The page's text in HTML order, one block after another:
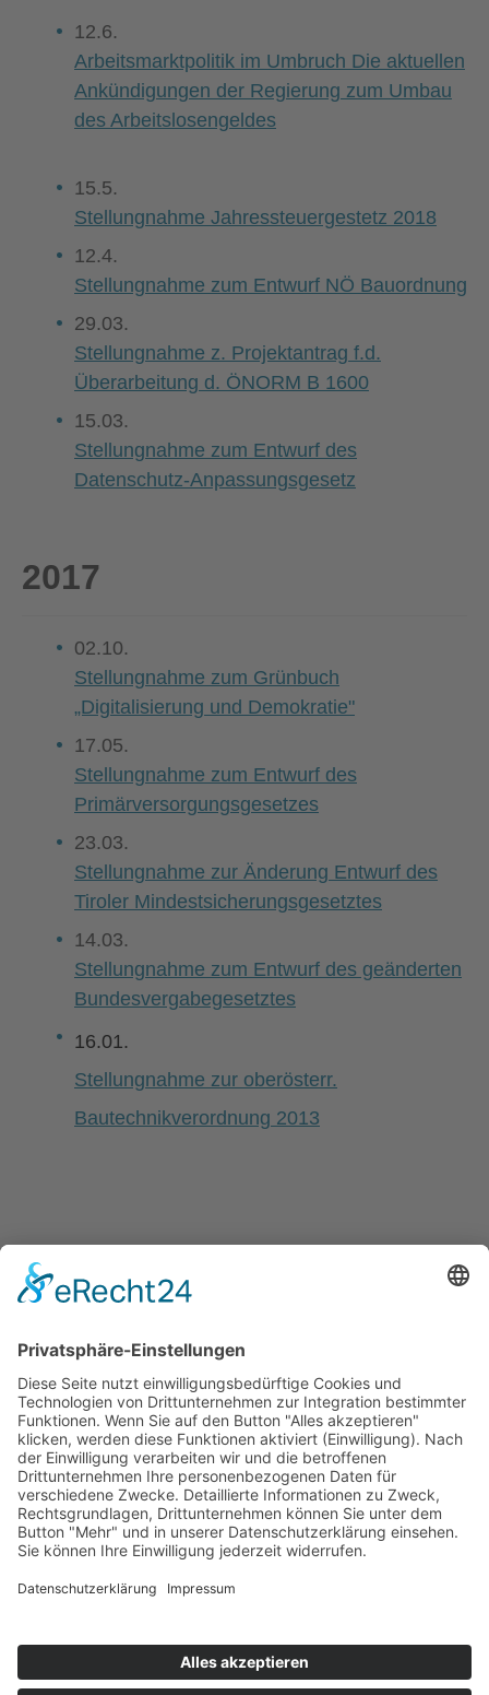
12.6.
Arbeitsmarktpolitik im Umbruch Die aktuellen
Ankündigungen der Regierung zum Umbau
des Arbeitslosengeldes
15.5.
Stellungnahme Jahressteuergestetz 2018
12.4.
Stellungnahme zum Entwurf NÖ Bauordnung
29.03.
Stellungnahme z. Projektantrag f.d.
Überarbeitung d. ÖNORM B 1600
15.03.
Stellungnahme zum Entwurf des
Datenschutz-Anpassungsgesetz
2017
02.10.
Stellungnahme zum Grünbuch
„Digitalisierung und Demokratie"
17.05.
Stellungnahme zum Entwurf des
Primärversorgungsgesetzes
23.03.
Stellungnahme zur Änderung Entwurf des
Tiroler Mindestsicherungsgesetztes
14.03.
Stellungnahme zum Entwurf des geänderten
Bundesvergabegesetztes
16.01.
Stellungnahme zur oberösterr.
Bautechnikverordnung 2013
01.12.
Stellungnahme zur Entwurf zur Änderung
eines Bundesgesetzes Gewerbeordnung
© 2025 ÖZIV Bundesverband – Alle Rechte vorbehalten
Home
Kontakt
Barrierefreiheitserklärung